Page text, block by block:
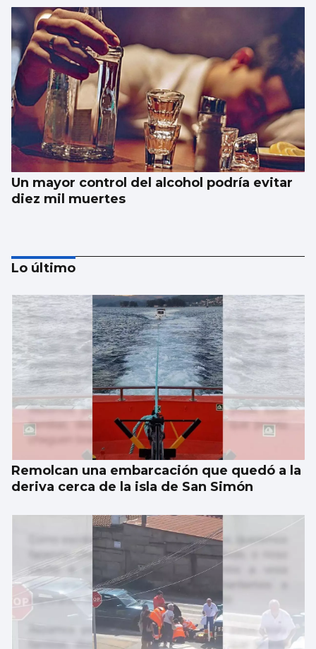
Un mayor control del alcohol podría evitar
diez mil muertes
El Vaticano cerró el año 2025 con un
patrimonio neto de 2.686 millones
Lo último
Remolcan una embarcación que quedó a la
deriva cerca de la isla de San Simón